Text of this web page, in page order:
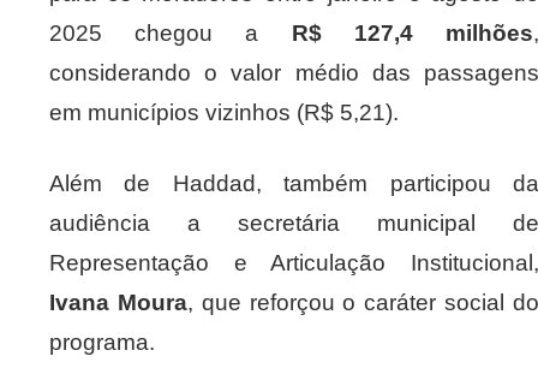
2025 chegou a R$ 127,4 milhões
considerando o valor médio das passagens
em municípios vizinhos (R$ 5,21).
Além de Haddad, também participou da
audiência a secretária municipal de
Representação e Articulação Institucional,
Ivana Moura, que reforçou o caráter social
programa.